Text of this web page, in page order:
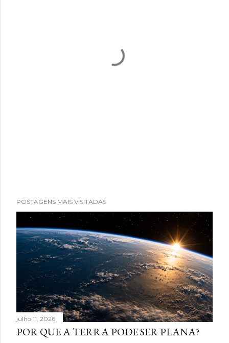
POSTAGENS MAIS VISITADAS
julho 11, 2026
POR QUE A TERRA PODE SER PLANA?